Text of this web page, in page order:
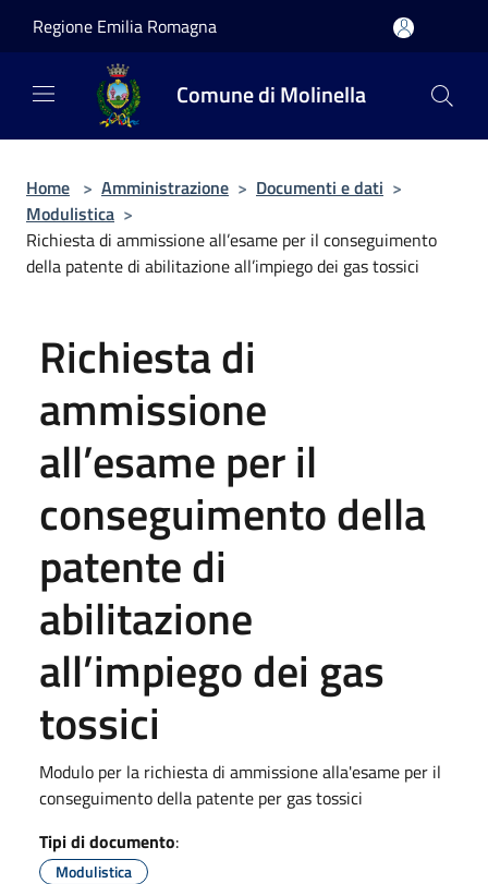
Regione Emilia Romagna
Comune di Molinella
Home > Amministrazione > Documenti e dati >
Modulistica >
Richiesta di ammissione all’esame per il conseguimento
della patente di abilitazione all’impiego dei gas tossici
Richiesta di
ammissione
all’esame per il
conseguimento della
patente di
abilitazione
all’impiego dei gas
tossici
Modulo per la richiesta di ammissione alla'esame per il
conseguimento della patente per gas tossici
Tipi di documento:
Modulistica